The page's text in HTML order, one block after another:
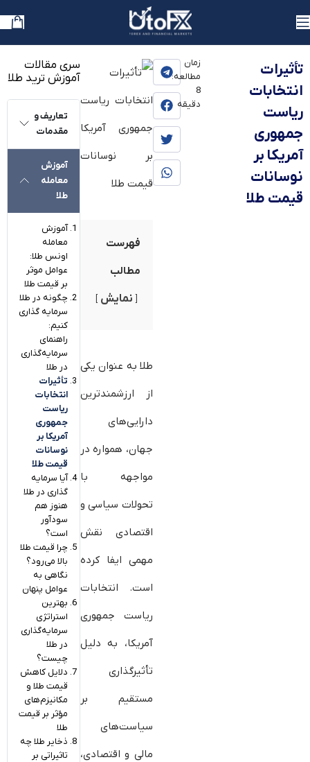
یوتوفارکس آموزش فاندامنتال» آموزش فاندامنتال کامودیتی
تأثیرات
انتخابات
ریاست
جمهوری
‌آمریکا بر
نوسانات
قیمت طلا
زمان
مطالعه:
8
دقیقه
فهرست
مطالب
نمایش
طلا به عنوان یکی
از ارزشمندترین
دارایی‌های
جهان، همواره در
مواجهه با
تحولات سیاسی و
اقتصادی نقش
مهمی ایفا کرده
است. انتخابات
ریاست جمهوری
آمریکا، به دلیل
تأثیرگذاری
مستقیم بر
سیاست‌های
مالی و اقتصادی،
سری مقالات
آموزش ترید طلا
تعاریف و
مقدمات
آموزش
معامله
طلا
آموزش
معامله
اونس طلا:
عوامل موثر
بر قیمت طلا
چگونه در طلا
سرمایه گذاری
کنیم:
راهنمای
سرمایه‌گذاری
در طلا
تأثیرات
انتخابات
ریاست
جمهوری
‌آمریکا بر
نوسانات
قیمت طلا
آیا سرمایه
گذاری در طلا
هنوز هم
سودآور
است؟
چرا قیمت طلا
بالا می‌رود؟
نگاهی به
عوامل پنهان
بهترین
استراتژی
سرمایه‌گذاری
در طلا
چیست؟
دلایل کاهش
قیمت طلا و
مکانیزم‌های
مؤثر بر قیمت
طلا
ذخایر طلا چه
تاثیراتی بر